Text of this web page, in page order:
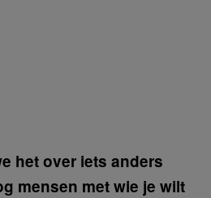
het over iets anders
mensen met wie je wilt